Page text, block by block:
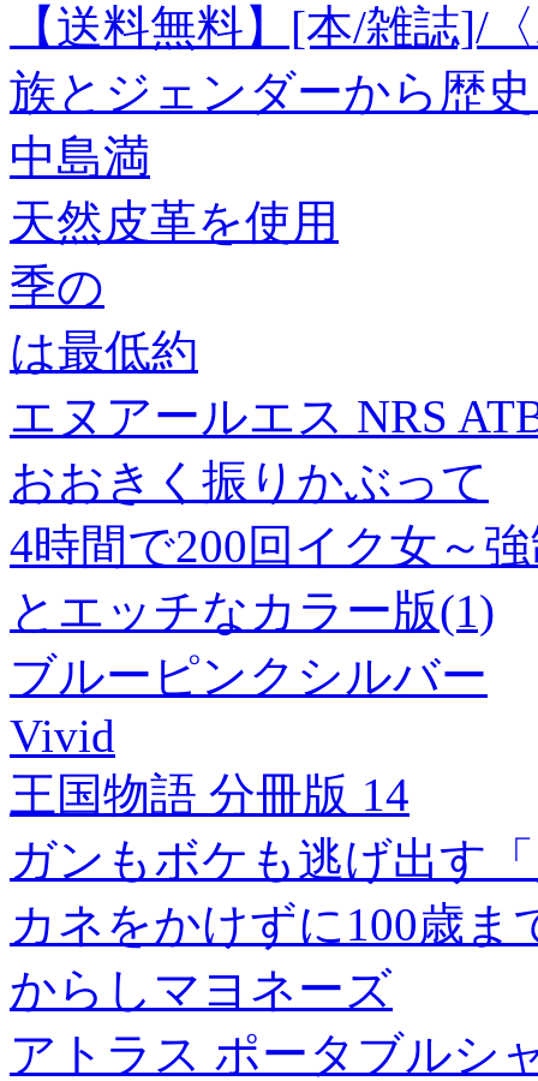
【送料無料】[本/雑誌]/
族とジェンダーから歴
中島満
天然皮革を使用
季の
は最低約
エヌアールエス NRS
おおきく振りかぶって
4時間で200回イク女～
とエッチなカラー版(1)
ブルーピンクシルバー
Vivid
王国物語 分冊版 14
ガンもボケも逃げ出す
カネをかけずに100歳ま
からしマヨネーズ
アトラス ポータブルシ